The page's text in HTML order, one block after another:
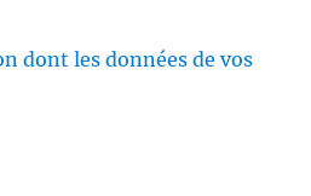
dont les données de vos